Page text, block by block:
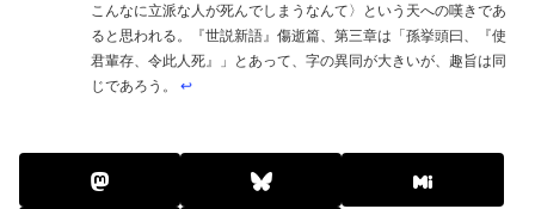
こんなに立派な人が死んでしまうなんて〉という天への嘆きであ
ると思われる。『世説新語』傷逝篇、第三章は「孫挙頭曰、『使
君輩存、令此人死』」とあって、字の異同が大きいが、趣旨は同
じであろう。↩︎